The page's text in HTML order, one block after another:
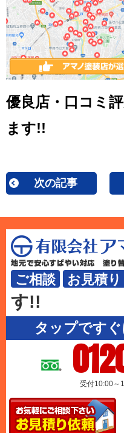
優良店・口コミ
ます!!
次の記事
ご相談 お見積り
す!!
タップです
受付10:00～